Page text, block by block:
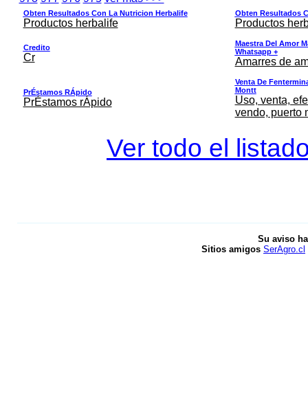
Obten Resultados Con La Nutricion Herbalife
Productos herbalife
Obten Resultados
Productos
Credito
Cr
Maestra Del Amor
Whatsapp +
Amarres de
PrÉstamos RÁpido
PrÉstamos rÁpido
Venta De
Montt
Uso, venta,
vendo, puerto
Ver todo el
Su aviso
Sitios amigos SerAgro.cl